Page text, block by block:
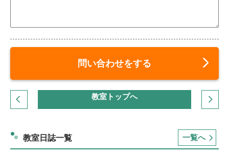
問い合わせをする
教室トップへ
教室日誌一覧 一覧へ